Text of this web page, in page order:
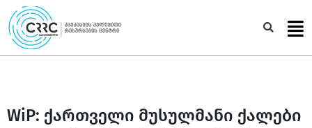
Skip
to
content
WiP: ქართველი მუსულმანი ქალები